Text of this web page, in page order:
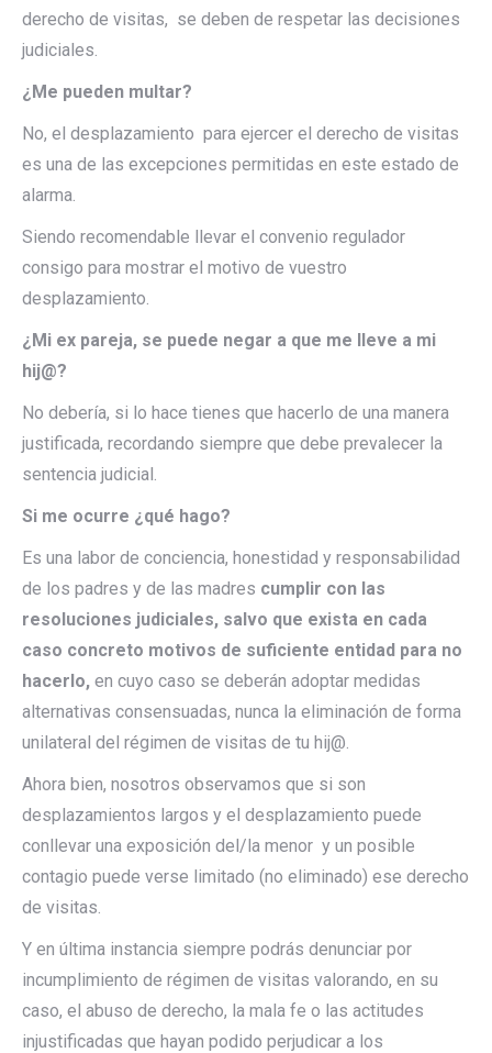
derecho de visitas, se deben de respetar las decisiones
judiciales.
¿Me pueden multar?
No, el desplazamiento para ejercer el derecho de visitas
es una de las excepciones permitidas en este estado de
alarma.
Siendo recomendable llevar el convenio regulador
consigo para mostrar el motivo de vuestro
desplazamiento.
¿Mi ex pareja, se puede negar a que me lleve a mi
hij@?
No debería, si lo hace tienes que hacerlo de una manera
justificada, recordando siempre que debe prevalecer la
sentencia judicial.
Si me ocurre ¿qué hago?
Es una labor de conciencia, honestidad y responsabilidad
de los padres y de las madres cumplir con las
resoluciones judiciales, salvo que exista en cada
caso concreto motivos de suficiente entidad para no
hacerlo, en cuyo caso se deberán adoptar medidas
alternativas consensuadas, nunca la eliminación de forma
unilateral del régimen de visitas de tu hij@.
Ahora bien, nosotros observamos que si son
desplazamientos largos y el desplazamiento puede
conllevar una exposición del/la menor y un posible
contagio puede verse limitado (no eliminado) ese derecho
de visitas.
Y en última instancia siempre podrás denunciar por
incumplimiento de régimen de visitas valorando, en su
caso, el abuso de derecho, la mala fe o las actitudes
injustificadas que hayan podido perjudicar a los